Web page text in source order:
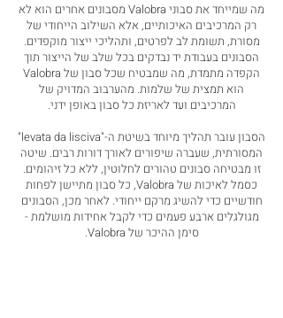
מה שמייחד את סבוני Valobra מסבונים אחרים הוא לא
רק המרכיבים האיכותיים, אלא השילוב הייחודי של
מסורת, תשומת לב לפרטים, ותהליכי ייצור מוקפדים.
הסבונים בעבודת יד נבדקים בכל שלב של הייצור תוך
הקפדה מתמדת, מה שמבטיח שכל סבון של Valobra
הוא תמצית של שלמות. מהערבוב המדויק של
המרכיבים ועד לאריזת כל סבון באופן ידני.
הסבון עובר תהליך מיוחד בשיטת ה-"levata da lisciva"
המסורתית, שעברה שיפורים לאורך דורות רבים. שיטה
זו מבטיחה סבונים טהורים לחלוטין, ללא כל זיהומים.
כסמל לאיכות של Valobra, כל סבון מתיישן לפחות
חודשיים כדי להשיג מרקם ייחודי. לאחר מכן, הסבונים
מגולגלים ארבע פעמים כדי לקבל אחידות מושלמת -
סימן ההיכר של Valobra.